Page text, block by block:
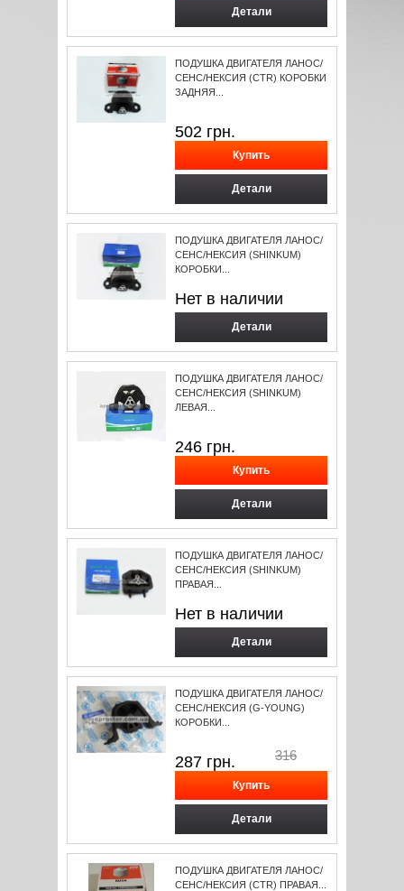
Детали
ПОДУШКА ДВИГАТЕЛЯ ЛАНОС/
СЕНС/НЕКСИЯ (CTR) КОРОБКИ
ЗАДНЯЯ...
502 грн.
Детали
ПОДУШКА ДВИГАТЕЛЯ ЛАНОС/
СЕНС/НЕКСИЯ (SHINKUM)
КОРОБКИ...
Нет в наличии
Детали
ПОДУШКА ДВИГАТЕЛЯ ЛАНОС/
СЕНС/НЕКСИЯ (SHINKUM)
ЛЕВАЯ...
246 грн.
Детали
ПОДУШКА ДВИГАТЕЛЯ ЛАНОС/
СЕНС/НЕКСИЯ (SHINKUM)
ПРАВАЯ...
Нет в наличии
Детали
ПОДУШКА ДВИГАТЕЛЯ ЛАНОС/
СЕНС/НЕКСИЯ (G-YOUNG)
КОРОБКИ...
287 грн. 316
Детали
ПОДУШКА ДВИГАТЕЛЯ ЛАНОС/
СЕНС/НЕКСИЯ (CTR) ПРАВАЯ...